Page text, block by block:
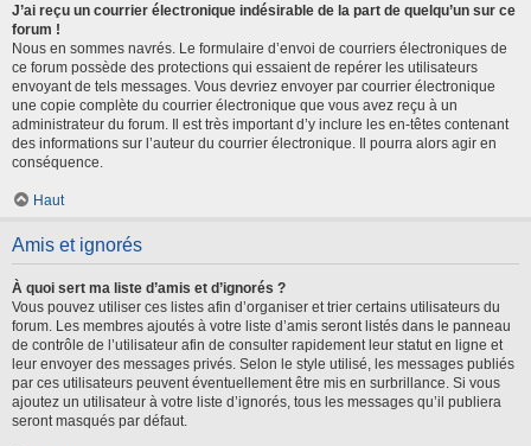
J’ai reçu un courrier électronique indésirable de la part de quelqu’un sur ce
forum !
Nous en sommes navrés. Le formulaire d’envoi de courriers électroniques de
ce forum possède des protections qui essaient de repérer les utilisateurs
envoyant de tels messages. Vous devriez envoyer par courrier électronique
une copie complète du courrier électronique que vous avez reçu à un
administrateur du forum. Il est très important d’y inclure les en-têtes contenant
des informations sur l’auteur du courrier électronique. Il pourra alors agir en
conséquence.
Haut
Amis et ignorés
À quoi sert ma liste d’amis et d’ignorés ?
Vous pouvez utiliser ces listes afin d’organiser et trier certains utilisateurs du
forum. Les membres ajoutés à votre liste d’amis seront listés dans le panneau
de contrôle de l’utilisateur afin de consulter rapidement leur statut en ligne et
leur envoyer des messages privés. Selon le style utilisé, les messages publiés
par ces utilisateurs peuvent éventuellement être mis en surbrillance. Si vous
ajoutez un utilisateur à votre liste d’ignorés, tous les messages qu’il publiera
seront masqués par défaut.